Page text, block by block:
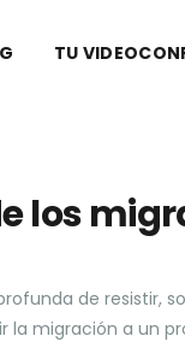
TU
los
de resistir,
la migración a un